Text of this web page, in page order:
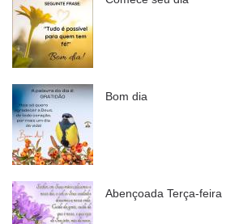
Bom dia
Abençoada Terça-feira